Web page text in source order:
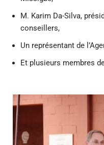
M. Karim Da-Silva,
conseillers,
Un représentant de
Et plusieurs membres